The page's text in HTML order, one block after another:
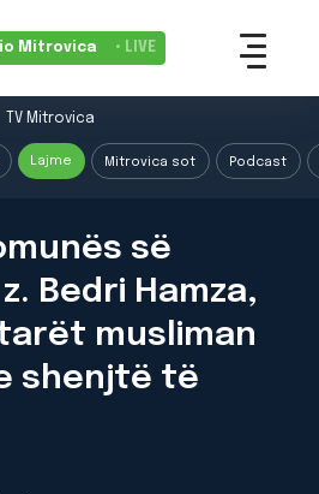
Mitrovica • LIVE
TV Mitrovica
Lajme Mitrovica sot Podcast
së
Bedri Hamza,
musliman
shenjtë të